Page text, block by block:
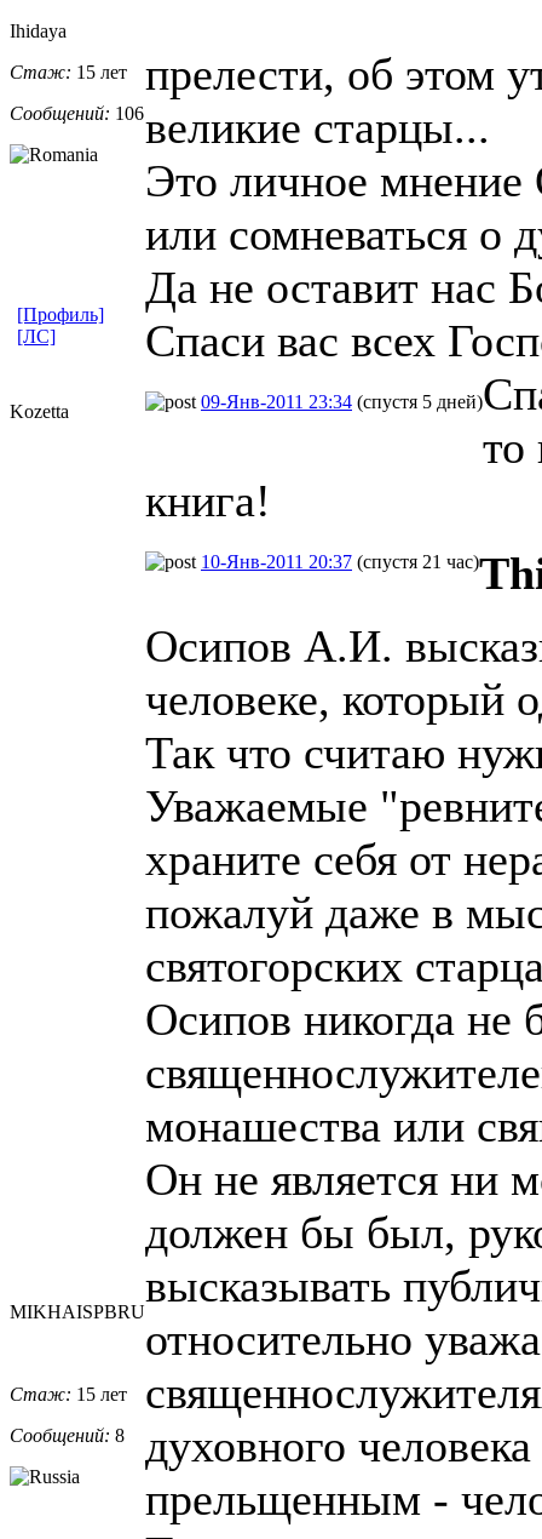
Ihidaya
Стаж: 15 лет
Сообщений: 106
прелести, об этом
великие старцы...
Это личное мнение
или сомневаться о
Да не оставит нас
Спаси вас всех
[Профиль]
[ЛС]
Kozetta 09-Янв-2011 23:34 (спустя 5 дней)
то
книга!
MIKHAISPBRU
Стаж: 15 лет
Сообщений: 8
10-Янв-2011 20:37 (спустя 21 час)
Осипов А.И.
человеке, который
Так что считаю
Уважаемые
храните себя от
пожалуй даже в
святогорских
Осипов никогда не
монашества или
Он не является ни
должен бы был,
высказывать
относительно
духовного
прельщенным -